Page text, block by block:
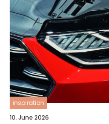
inspiration
10. June 2026